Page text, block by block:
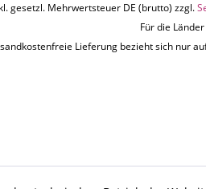
gesetzl. Mehrwertsteuer DE (brutto) zzgl.
Für die
Lieferung bezieht sich nur